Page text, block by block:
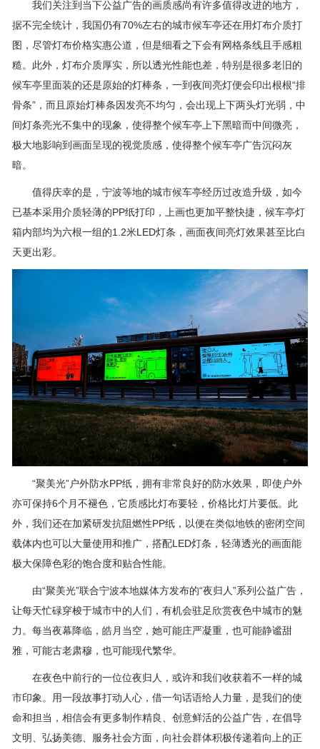
我们关注到当下公益广告的画质感尚有许多值得改进的地方，
据不完全统计，我国仍有70%左右的城市候车亭还在用灯布介质打
图，尽管灯布价格实惠公道，但是细看之下会有网格条线且手感粗
糙。此外，灯布介质厚实，所以透光性能也差，特别是很多老旧的
候车亭里面装的还是原始的灯棒条，一到夜间亮灯便会印出根根“排
骨条”，而且原始灯棒条因发亮不均匀，会出现上下两头灯光弱，中
间灯条亮光不集中的现象，使得整个候车亭上下黑暗而中间微亮，
极大地影响到画面呈现的视觉质感，使得整个候车亭广告沉闷灰
暗。
值得庆幸的是，宁波等地的城市候车亭经历过改造升级，如今
已基本采用介质轻薄的PP纸打印，上画也更加平整快捷，候车亭灯
箱内部均为六根一组的1.2米LED灯条，画面夜间亮灯效果甚至比白
天更出彩。
“聚美光”户外防水PP纸，拥有非常良好的防水效果，即使户外
亦可保持6个月不褪色，它质感比灯布要轻，价格比灯片要低。此
外，我们还在加紧研发抗阻燃性PP纸，以便在类似地铁的密闭空间
载体内也可以大量使用和推广，搭配LED灯条，轻薄透光的画面能
极大保障色彩的饱合度和贴合性能。
由“聚美光”联合宁波本地媒体方发布的“夜归人”系列公益广告，
让每天忙碌穿梭于城市中的人们，有机会驻足欣赏夜色中城市的魅
力。每当夜幕降临，皓月当空，她可能庄严凝重，也可能静谧甜
雅，可能古老肃穆，也可能现代繁华。
在夜色中前行的一位位夜归人，或许和我们收获着不一样的城
市印象。用一段故事打动人心，借一句话语给人力量，是我们的使
命和担当，相信会有更多制作精良、创意鲜活的公益广告，在倡导
文明、弘扬美德、服务社会方面，向社会群体积极传递着向上的正